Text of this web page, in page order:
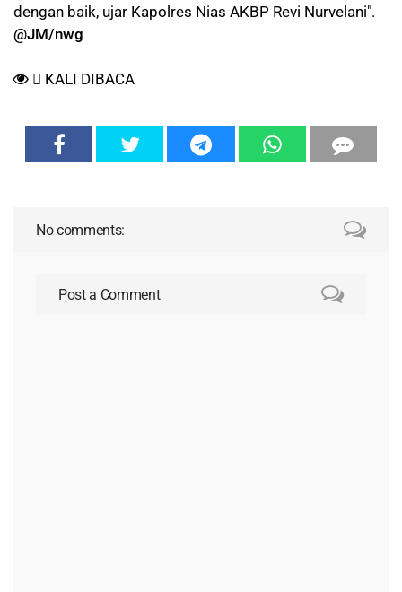
dengan baik, ujar Kapolres Nias AKBP Revi Nurvelani".
@JM/nwg
KALI DIBACA
No comments:
Post a Comment